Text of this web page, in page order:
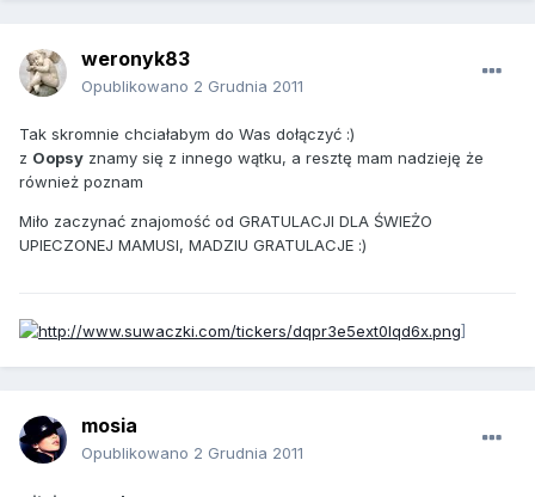
weronyk83
Opublikowano 2 Grudnia 2011
Tak skromnie chciałabym do Was dołączyć :)
z Oopsy znamy się z innego wątku, a resztę mam nadzieję że
również poznam
Miło zaczynać znajomość od GRATULACJI DLA ŚWIEŻO
UPIECZONEJ MAMUSI, MADZIU GRATULACJE :)
]
mosia
Opublikowano 2 Grudnia 2011